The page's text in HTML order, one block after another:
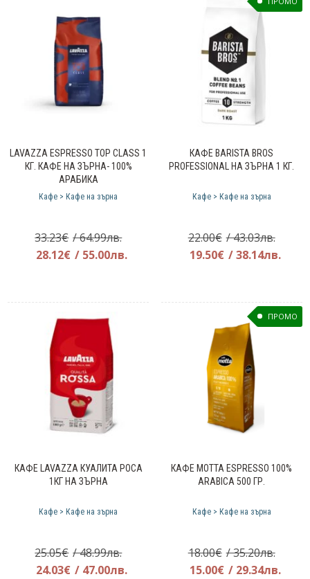
LAVAZZA ESPRESSO TOP CLASS 1
КГ. КАФЕ НА ЗЪРНА- 100%
АРАБИКА
Кафе > Кафе на зърна
33.23€ / 64.99лв.Original
price
28.12€ / 55.00лв.Текущата
28.12€.
КАФЕ BARISTA BROS
PROFESSIONAL НА ЗЪРНА 1 КГ.
Кафе > Кафе на зърна
22.00€ / 43.03лв.
price
19.50€ / 38.14лв.
КАФЕ LAVAZZA КУАЛИТА РОСА
1КГ НА ЗЪРНА
Кафе > Кафе на зърна
25.05€ / 48.99лв.Original
price
24.03€ / 47.00лв.Текущата
ПРОМО
КАФЕ МОТТА ESPRESSO 100%
ARABICA 500 ГР.
Кафе > Кафе на зърна
18.00€ / 35.20лв.
price
15.00€ / 29.34лв.